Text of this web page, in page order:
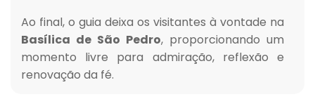
Ao final, o guia deixa os visitantes à vontade na
Basílica de São Pedro, proporcionando um
momento livre para admiração, reflexão e
renovação da fé.